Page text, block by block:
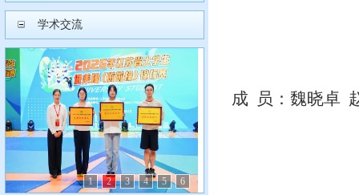
学术交流
1 2 3 4 5 6
成 员：魏晓卓